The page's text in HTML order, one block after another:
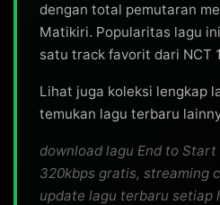
dengan total pemutaran
Matikiri. Popularitas lagu
satu track favorit dari NCT
Lihat juga koleksi lengkap
temukan lagu terbaru
download lagu End to Start
320kbps gratis, streaming
update lagu terbaru setiap